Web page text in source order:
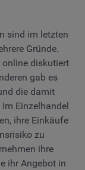
sind im letzten
Gründe.
online diskutiert
gab es
die damit
Einzelhandel
ihre Einkäufe
zu
ihre
ihr Angebot in